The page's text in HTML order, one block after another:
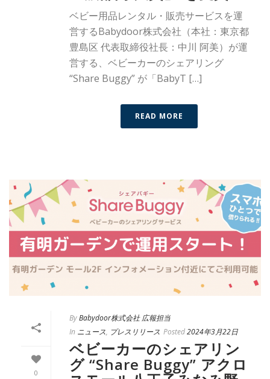
ベビー用品レンタル・販売サービスを運
営するBabydoor株式会社（本社：東京都
豊島区 代表取締役社長：中川 阿美）が運
営する、ベビーカーのシェアリング
“Share Buggy” が「BabyT […]
READ MORE
0
ByBabydoor株式会社 広報担当
In ニュース, プレスリリース Posted2024年3月22日
ベビーカーのシェアリン
グ “Share Buggy” アクロ